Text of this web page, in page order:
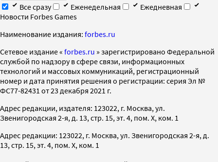
Все сразу
Еженедельная
Ежедневная
Новости Forbes Games
Наименование издания: forbes.ru
Cетевое издание « forbes.ru » зарегистрировано Федеральной
службой по надзору в сфере связи, информационных
технологий и массовых коммуникаций, регистрационный
номер и дата принятия решения о регистрации: серия Эл №
ФС77-82431 от 23 декабря 2021 г.
Адрес редакции, издателя: 123022, г. Москва, ул.
Звенигородская 2-я, д. 13, стр. 15, эт. 4, пом. X, ком. 1
Адрес редакции: 123022, г. Москва, ул. Звенигородская 2-я, д.
13, стр. 15, эт. 4, пом. X, ком. 1